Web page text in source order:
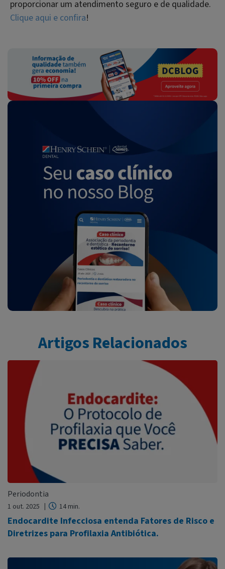
proporcionar um atendimento seguro e de qualidade.
Clique aqui e confira!
Artigos Relacionados
Periodontia
1 out. 2025 14 min.
Endocardite Infecciosa entenda Fatores de Risco e
Diretrizes para Profilaxia Antibiótica.